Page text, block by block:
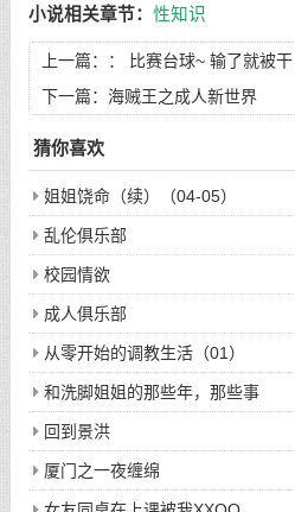
小说相关章节： 性知识
上一篇：：
比赛台球~ 输了就被干
下一篇： 海贼王之成人新世界
猜你喜欢
姐姐饶命（续）（04-05）
乱伦俱乐部
校园情欲
成人俱乐部
从零开始的调教生活（01）
和洗脚姐姐的那些年，那些事
回到景洪
厦门之一夜缠绵